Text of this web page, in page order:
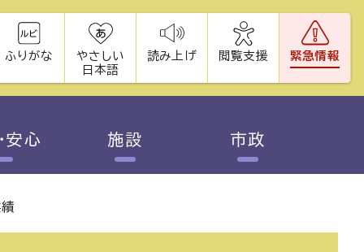
ふりがな
やさしい
日本語
読み上げ 閲覧支援 緊急情報
安心 施設 市政